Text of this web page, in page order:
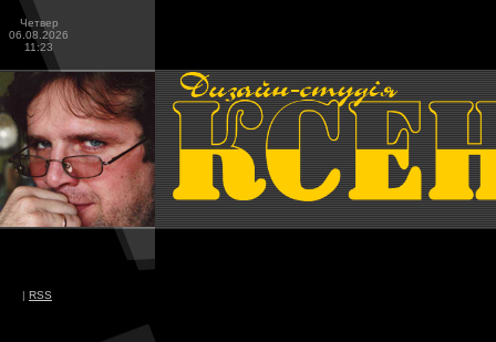
Четвер
06.08.2026
11:23
| RSS